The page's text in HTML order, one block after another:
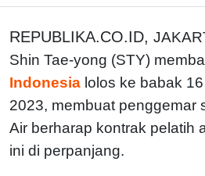
REPUBLIKA.CO.ID,
Shin Tae-yong (STY)
Indonesia lolos ke babak
2023, membuat penggemar
Air berharap kontrak pelatih
ini di perpanjang.